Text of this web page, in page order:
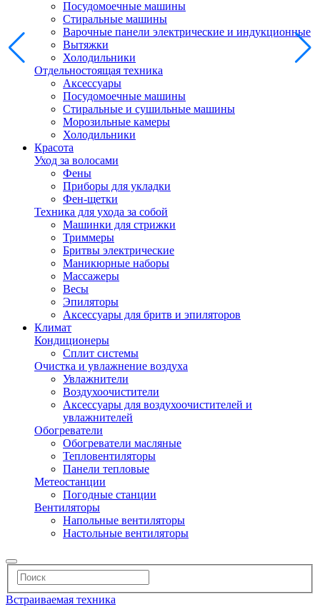
Посудомоечные машины
Стиральные машины
Варочные панели электрические и индукционные
Вытяжки
Холодильники
Отдельностоящая техника
Аксессуары
Посудомоечные машины
Стиральные и сушильные машины
Морозильные камеры
Холодильники
Красота
Уход за волосами
Фены
Приборы для укладки
Фен-щетки
Техника для ухода за собой
Машинки для стрижки
Триммеры
Бритвы электрические
Маникюрные наборы
Массажеры
Весы
Эпиляторы
Аксессуары для бритв и эпиляторов
Климат
Кондиционеры
Сплит системы
Очистка и увлажнение воздуха
Увлажнители
Воздухоочистители
Аксессуары для воздухоочистителей и
увлажнителей
Обогреватели
Обогреватели масляные
Тепловентиляторы
Панели тепловые
Метеостанции
Погодные станции
Вентиляторы
Напольные вентиляторы
Настольные вентиляторы
Встраиваемая техника